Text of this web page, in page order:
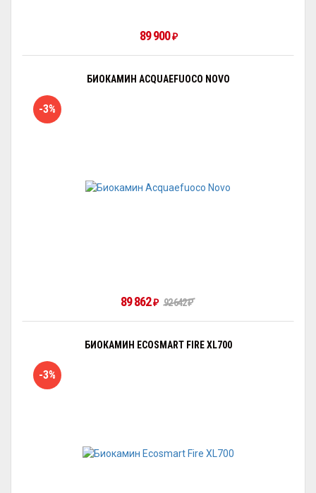
89 900₽
БИОКАМИН ACQUAEFUOCO NOVO
-3%
89 862₽ 92 642₽
БИОКАМИН ECOSMART FIRE XL700
-3%